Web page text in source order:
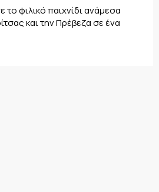
το φιλικό παιχνίδι ανάμεσα
και την Πρέβεζα σε ένα